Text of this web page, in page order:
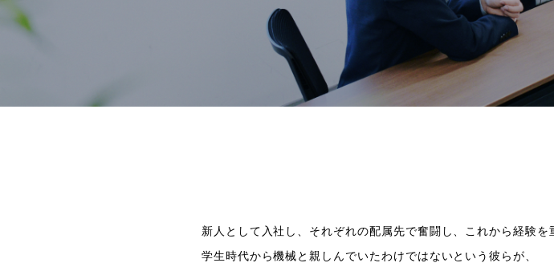
新人として入社し、それぞれの配属先で奮闘し、 これから経験を
学生時代から機械と親しんでいたわけではないという彼らが、